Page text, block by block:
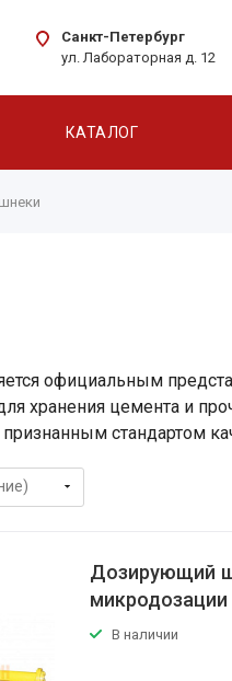
Санкт-Петербург
ул. Лабораторная д. 12
КАТАЛОГ
официальным
хранения цемента и
стандартом
Дозирующий
В наличии